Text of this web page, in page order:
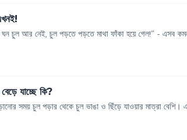
চুল আর নেই, চুল পড়তে পড়তে মাথা ফাঁকা হয়ে গেল!” - এসব
যাচ্ছে কি?
সময় চুল পড়ার থেকে চুল ভাঙা ও ছিঁড়ে যাওয়ার মাত্রা বেশি।